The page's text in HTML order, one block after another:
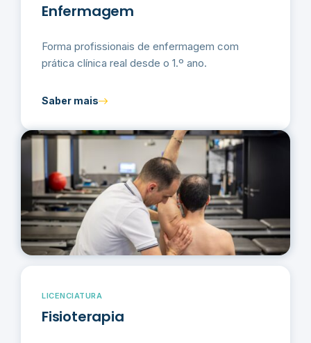
Enfermagem
Forma profissionais de enfermagem com
prática clínica real desde o 1.º ano.
Saber mais
LICENCIATURA
Fisioterapia